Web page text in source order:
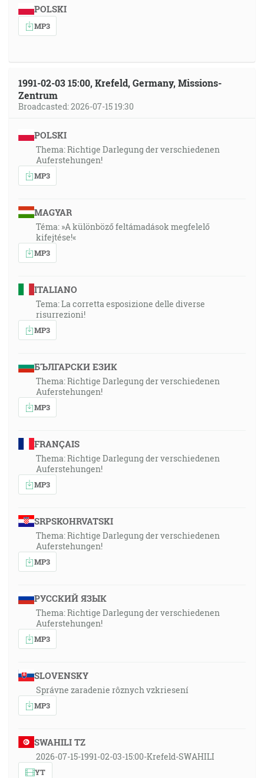
POLSKI
MP3
1991-02-03 15:00, Krefeld, Germany, Missions-
Zentrum
Broadcasted: 2026-07-15 19:30
POLSKI
Thema: Richtige Darlegung der verschiedenen
Auferstehungen!
MP3
MAGYAR
Téma: »A különböző feltámadások megfelelő
kifejtése!«
MP3
ITALIANO
Tema: La corretta esposizione delle diverse
risurrezioni!
MP3
БЪЛГАРСКИ ЕЗИК
Thema: Richtige Darlegung der verschiedenen
Auferstehungen!
MP3
FRANÇAIS
Thema: Richtige Darlegung der verschiedenen
Auferstehungen!
MP3
SRPSKOHRVATSKI
Thema: Richtige Darlegung der verschiedenen
Auferstehungen!
MP3
РУССКИЙ ЯЗЫК
Thema: Richtige Darlegung der verschiedenen
Auferstehungen!
MP3
SLOVENSKY
Správne zaradenie rôznych vzkriesení
MP3
SWAHILI TZ
2026-07-15-1991-02-03-15:00-Krefeld-SWAHILI
YT